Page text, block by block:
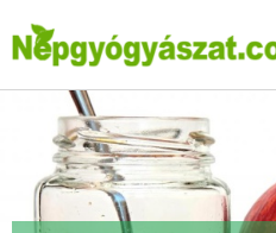
to
content